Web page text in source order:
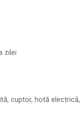
zilei
cuptor, hotă